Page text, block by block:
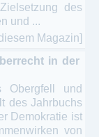
des
und ...
Magazin]
in der
Obergfell und
des Jahrbuchs
Demokratie ist
von